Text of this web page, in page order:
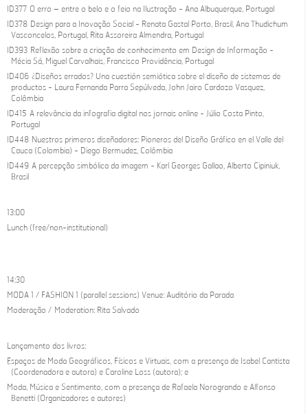
ID377 O erro – entre o belo e o feio na Ilustração - Ana Albuquerque, Portugal
ID378 Design para a Inovação Social - Renata Gastal Porto, Brasil, Ana Thudichum
Vasconcelos, Portugal, Rita Assoreira Almendra, Portugal
ID393 Reflexão sobre a criação de conhecimento em Design de Informação -
Mécia Sá, Miguel Carvalhais, Francisco Providência, Portugal
ID406 ¿Diseños errados? Una cuestión semiótica sobre el diseño de sistemas de
productos - Laura Fernanda Parra Sepúlveda, John Jairo Cardozo Vasquez,
Colômbia
ID415 A relevância da infografia digital nos jornais online - Júlio Costa Pinto,
Portugal
ID448 Nuestros primeros diseñadores: Pioneros del Diseño Gráfico en el Valle del
Cauca (Colombia) - Diego Bermudez, Colômbia
ID449 A percepção simbólica da imagem - Karl Georges Gallao, Alberto Cipiniuk,
Brasil
13:00
Lunch (free/non-institutional)
14:30
MODA 1 / FASHION 1 (parallel sessions) Venue: Auditório da Parada
Moderação / Moderation: Rita Salvado
Lançamento dos livros:
Espaços de Moda Geográficos, Físicos e Virtuais, com a presença de Isabel Cantista
(Coordenadora e autora) e Caroline Loss (autora); e
Moda, Música e Sentimento, com a presença de Rafaela Norogrando e Alfonso
Benetti (Organizadores e autores)